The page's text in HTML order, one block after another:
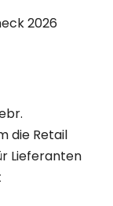
2026
die Retail
Lieferanten